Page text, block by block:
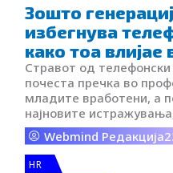
Зошто
избегнува
како тоа влијае
Стравот од
почеста пречка во
младите вработени, а
најновите
работното место и во
Webmind Редакција
HR